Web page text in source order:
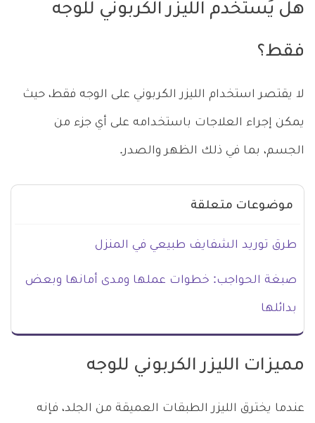
هل يُستخدم الليزر الكربوني للوجه
فقط؟
لا يقتصر استخدام الليزر الكربوني على الوجه فقط، حيث
يمكن إجراء العلاجات باستخدامه على أي جزء من
الجسم، بما في ذلك الظهر والصدر.
موضوعات متعلقة
طرق توريد الشفايف طبيعي في المنزل
صبغة الحواجب: خطوات عملها ومدى أمانها وبعض
بدائلها
مميزات الليزر الكربوني للوجه
عندما يخترق الليزر الطبقات العميقة من الجلد، فإنه